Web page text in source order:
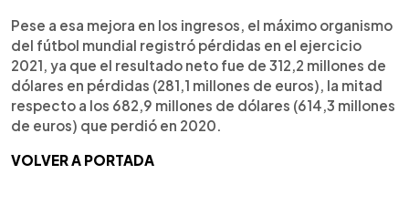
Pese a esa mejora en los ingresos, el máximo organismo
del fútbol mundial registró pérdidas en el ejercicio
2021, ya que el resultado neto fue de 312,2 millones de
dólares en pérdidas (281,1 millones de euros), la mitad
respecto a los 682,9 millones de dólares (614,3 millones
de euros) que perdió en 2020.
VOLVER A PORTADA